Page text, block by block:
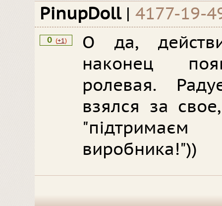
PinupDoll | 4177-19-
0 (+1)
О да,
наконец
ролевая.
взялся за
виробника!"))